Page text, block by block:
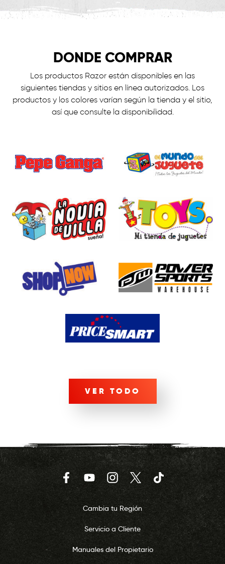
DONDE COMPRAR
Los productos Razor están disponibles en las
siguientes tiendas y sitios en línea autorizados. Los
productos y los colores varían según la tienda y el sitio,
así que consulte la disponibilidad.
VER TODO
FacebookYouTubeInstagramTwitter TikTok
Cambia tu Región
Servicio a Cliente
Manuales del Propietario